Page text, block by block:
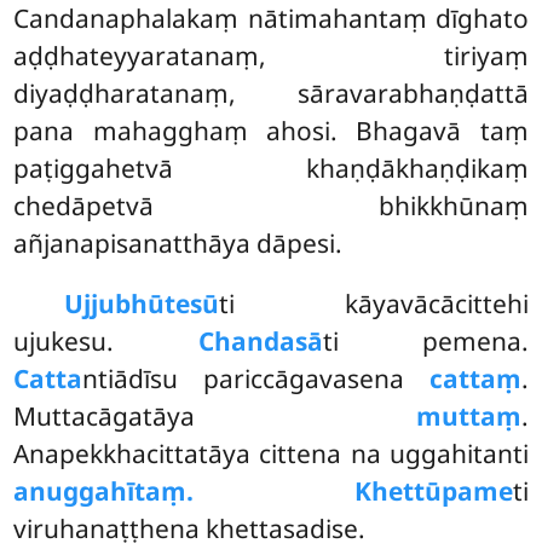
Candanaphalakaṃ nātimahantaṃ dīghato
aḍḍhateyyaratanaṃ, tiriyaṃ
diyaḍḍharatanaṃ, sāravarabhaṇḍattā
pana mahagghaṃ ahosi. Bhagavā taṃ
paṭiggahetvā khaṇḍākhaṇḍikaṃ
chedāpetvā bhikkhūnaṃ
añjanapisanatthāya dāpesi.
Ujjubhūtesūti kāyavācācittehi
ujukesu. Chandasāti pemena.
Cattantiādīsu pariccāgavasena cattaṃ.
Muttacāgatāya muttaṃ.
Anapekkhacittatāya cittena na uggahitanti
anuggahītaṃ. Khettūpameti
viruhanaṭṭhena khettasadise.